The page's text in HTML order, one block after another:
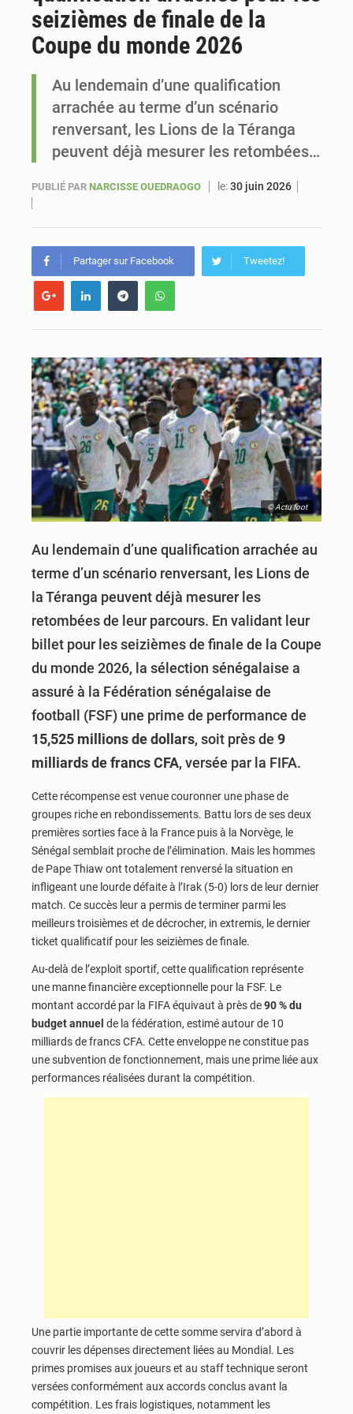
seizièmes de finale de la
Coupe du monde 2026
Au lendemain d’une qualification
arrachée au terme d’un scénario
renversant, les Lions de la Téranga
peuvent déjà mesurer les retombées…
PUBLIÉ PAR NARCISSE OUEDRAOGO le:30 juin 2026
Partager sur Facebook Tweetez!
© Actu foot
Au lendemain d’une qualification arrachée au
terme d’un scénario renversant, les Lions de
la Téranga peuvent déjà mesurer les
retombées de leur parcours. En validant leur
billet pour les seizièmes de finale de la Coupe
du monde 2026, la sélection sénégalaise a
assuré à la Fédération sénégalaise de
football (FSF) une prime de performance de
15,525 millions de dollars, soit près de 9
milliards de francs CFA, versée par la FIFA.
Cette récompense est venue couronner une phase de
groupes riche en rebondissements. Battu lors de ses deux
premières sorties face à la France puis à la Norvège, le
Sénégal semblait proche de l’élimination. Mais les hommes
de Pape Thiaw ont totalement renversé la situation en
infligeant une lourde défaite à l’Irak (5-0) lors de leur dernier
match. Ce succès leur a permis de terminer parmi les
meilleurs troisièmes et de décrocher, in extremis, le dernier
ticket qualificatif pour les seizièmes de finale.
Au-delà de l’exploit sportif, cette qualification représente
une manne financière exceptionnelle pour la FSF. Le
montant accordé par la FIFA équivaut à près de90 % du
budget annuel de la fédération, estimé autour de 10
milliards de francs CFA. Cette enveloppe ne constitue pas
une subvention de fonctionnement, mais une prime liée aux
performances réalisées durant la compétition.
Une partie importante de cette somme servira d’abord à
couvrir les dépenses directement liées au Mondial. Les
primes promises aux joueurs et au staff technique seront
versées conformément aux accords conclus avant la
compétition. Les frais logistiques, notamment les